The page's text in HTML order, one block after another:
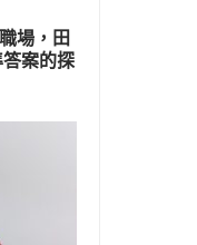
場，田
案的探